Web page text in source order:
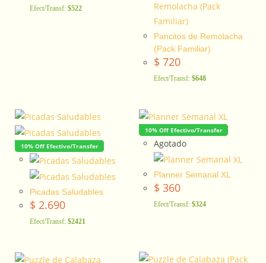
Efect/Transf: $522
Pancitos de Remolacha
(Pack Familiar)
$ 720
Efect/Transf: $648
10% Off Efectivo/Transfer
Picadas Saludables
$ 2.690
Efect/Transf: $2421
10% Off Efectivo/Transfer
Agotado
Planner Semanal XL
$ 360
Efect/Transf: $324